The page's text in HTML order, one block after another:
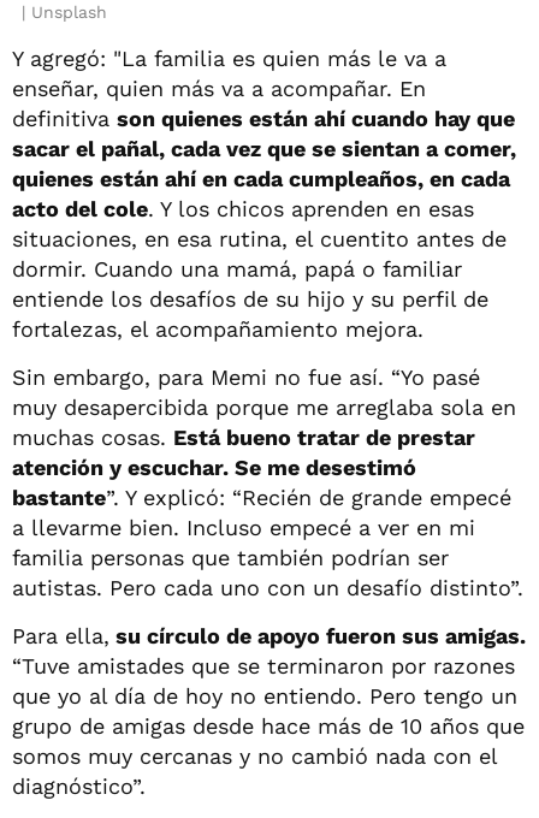
Unsplash
Y agregó: "La familia es quien más le va a
enseñar, quien más va a acompañar. En
definitiva son quienes están ahí cuando hay que
sacar el pañal, cada vez que se sientan a comer,
quienes están ahí en cada cumpleaños, en cada
acto del cole. Y los chicos aprenden en esas
situaciones, en esa rutina, el cuentito antes de
dormir. Cuando una mamá, papá o familiar
entiende los desafíos de su hijo y su perfil de
fortalezas, el acompañamiento mejora.
Sin embargo, para Memi no fue así. “Yo pasé
muy desapercibida porque me arreglaba sola en
muchas cosas. Está bueno tratar de prestar
atención y escuchar. Se me desestimó
bastante”. Y explicó: “Recién de grande empecé
a llevarme bien. Incluso empecé a ver en mi
familia personas que también podrían ser
autistas. Pero cada uno con un desafío distinto”.
Para ella, su círculo de apoyo fueron sus amigas.
“Tuve amistades que se terminaron por razones
que yo al día de hoy no entiendo. Pero tengo un
grupo de amigas desde hace más de 10 años que
somos muy cercanas y no cambió nada con el
diagnóstico”.